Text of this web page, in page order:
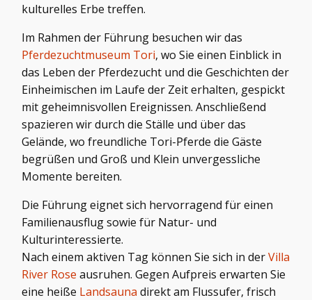
kulturelles Erbe treffen.
Im Rahmen der Führung besuchen wir das
Pferdezuchtmuseum Tori, wo Sie einen Einblick in
das Leben der Pferdezucht und die Geschichten der
Einheimischen im Laufe der Zeit erhalten, gespickt
mit geheimnisvollen Ereignissen. Anschließend
spazieren wir durch die Ställe und über das
Gelände, wo freundliche Tori-Pferde die Gäste
begrüßen und Groß und Klein unvergessliche
Momente bereiten.
Die Führung eignet sich hervorragend für einen
Familienausflug sowie für Natur- und
Kulturinteressierte.
Nach einem aktiven Tag können Sie sich in derVilla
River Rose ausruhen. Gegen Aufpreis erwarten Sie
eine heiße Landsauna direkt am Flussufer, frisch